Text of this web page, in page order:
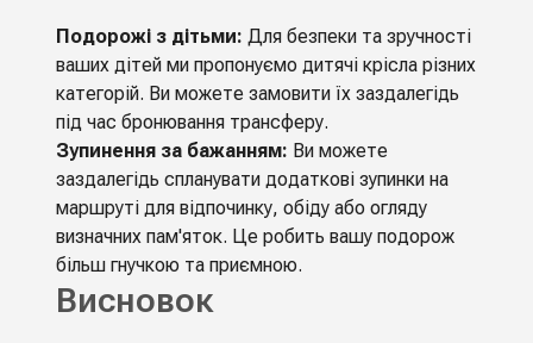
Подорожі з дітьми: Для безпеки та зручності
ваших дітей ми пропонуємо дитячі крісла різних
категорій. Ви можете замовити їх заздалегідь
під час бронювання трансферу.
Зупинення за бажанням: Ви можете
заздалегідь спланувати додаткові зупинки на
маршруті для відпочинку, обіду або огляду
визначних пам'яток. Це робить вашу подорож
більш гнучкою та приємною.
Висновок